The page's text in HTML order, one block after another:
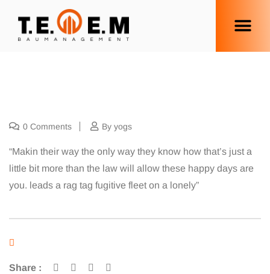
0 Comments By yogs
“Makin their way the only way they know how that’s just a
little bit more than the law will allow these happy days are
you. leads a rag tag fugitive fleet on a lonely”
Share :